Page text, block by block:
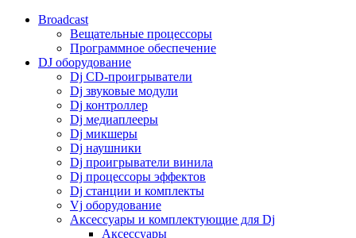
Broadcast
Вещательные процессоры
Программное обеспечение
DJ оборудование
Dj CD-проигрыватели
Dj звуковые модули
Dj контроллер
Dj медиаплееры
Dj микшеры
Dj наушники
Dj проигрыватели винила
Dj процессоры эффектов
Dj станции и комплекты
Vj оборудование
Аксессуары и комплектующие для Dj
Аксессуары